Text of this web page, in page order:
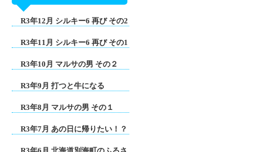
R3年12月 シルキー6 再び その2
R3年11月 シルキー6 再び その1
R3年10月 マルサの男 その２
R3年9月 打つと牛になる
R3年8月 マルサの男 その１
R3年7月 あの日に帰りたい！？